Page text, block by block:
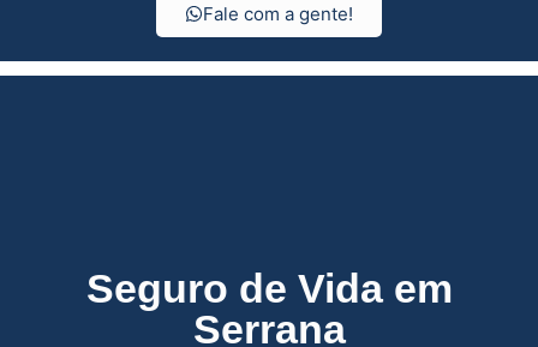
Fale com a gente!
Seguro de Vida em
Serrana